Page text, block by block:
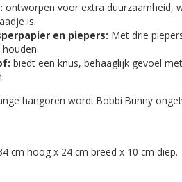
ontworpen voor extra duurzaamheid,
is.
en piepers: Met drie
biedt een knus, behaaglijk gevoel
hangoren wordt Bobbi Bunny
cm hoog x 24 cm breed x 10 cm diep.